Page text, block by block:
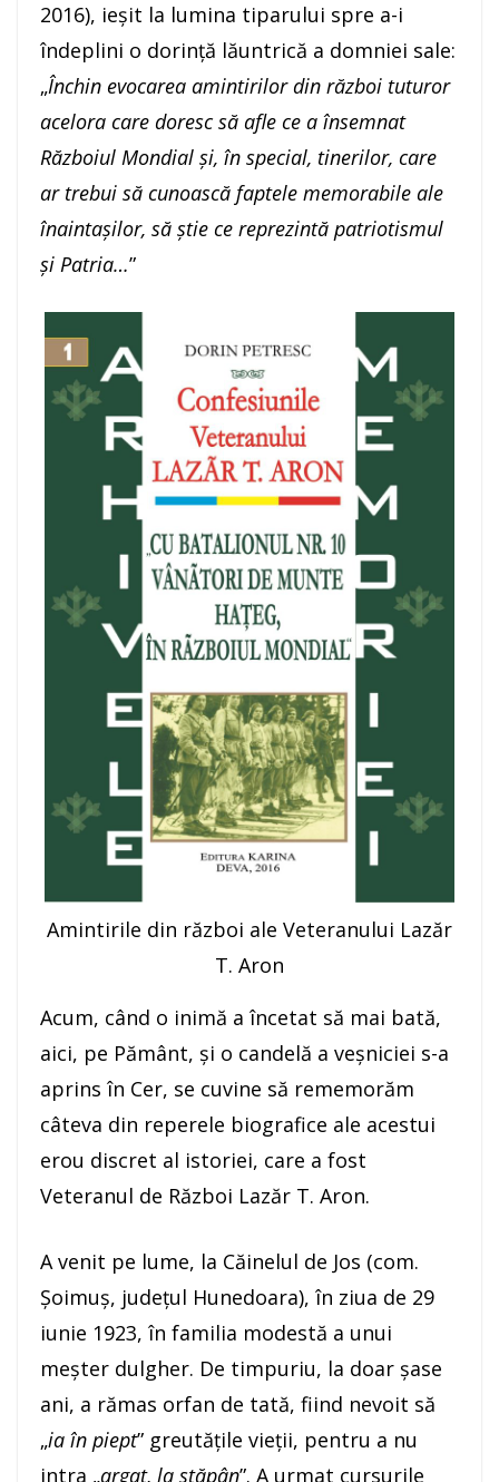
2016), ieșit la lumina tiparului spre a-i
îndeplini o dorință lăuntrică a domniei sale:
„Închin evocarea amintirilor din război tuturor
acelora care doresc să afle ce a însemnat
Războiul Mondial și, în special, tinerilor, care
ar trebui să cunoască faptele memorabile ale
înaintașilor, să știe ce reprezintă patriotismul
și Patria…”
Amintirile din război ale Veteranului Lazăr
T. Aron
Acum, când o inimă a încetat să mai bată,
aici, pe Pământ, și o candelă a veșniciei s-a
aprins în Cer, se cuvine să rememorăm
câteva din reperele biografice ale acestui
erou discret al istoriei, care a fost
Veteranul de Război Lazăr T. Aron.
A venit pe lume, la Căinelul de Jos (com.
Șoimuș, județul Hunedoara), în ziua de 29
iunie 1923, în familia modestă a unui
meșter dulgher. De timpuriu, la doar șase
ani, a rămas orfan de tată, fiind nevoit să
„ia în piept” greutățile vieții, pentru a nu
intra „argat, la stăpân”. A urmat cursurile